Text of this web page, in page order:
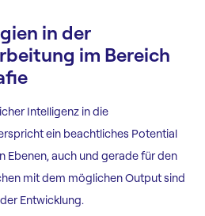
in der
im Bereich
Intelligenz in die
ein beachtliches Potential
Ebenen, auch und gerade für den
mit dem möglichen Output sind
Entwicklung.